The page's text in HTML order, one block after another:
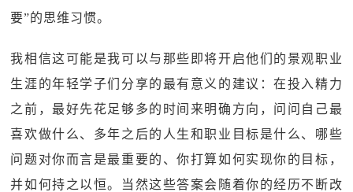
要”的思维习惯。
我相信这可能是我可以与那些即将开启他们的景观职业
生涯的年轻学子们分享的最有意义的建议：在投入精力
之前，最好先花足够多的时间来明确方向，问问自己最
喜欢做什么、多年之后的人生和职业目标是什么、哪些
问题对你而言是最重要的、你打算如何实现你的目标，
并如何持之以恒。当然这些答案会随着你的经历不断改